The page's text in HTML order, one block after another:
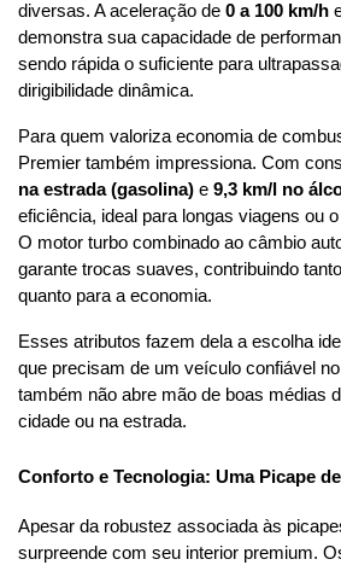
diversas. A aceleração de 0 a 100 km/h
demonstra sua capacidade de
sendo rápida o suficiente para
dirigibilidade dinâmica.
Para quem valoriza economia de
Premier também impressiona. Com
na estrada (gasolina) e 9,3 km/l no
eficiência, ideal para longas viagens ou
O motor turbo combinado ao câmbio
garante trocas suaves, contribuindo
quanto para a economia.
Esses atributos fazem dela a escolha
que precisam de um veículo confiável
também não abre mão de boas médias
cidade ou na estrada.
Conforto e Tecnologia: Uma Picape
Apesar da robustez associada às
surpreende com seu interior premium.